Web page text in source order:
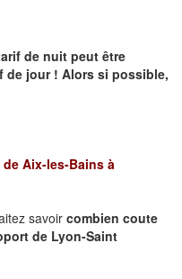
de nuit peut être
de jour ! Alors si possible,
de Aix-les-Bains à
savoir combien coute
de Lyon-Saint